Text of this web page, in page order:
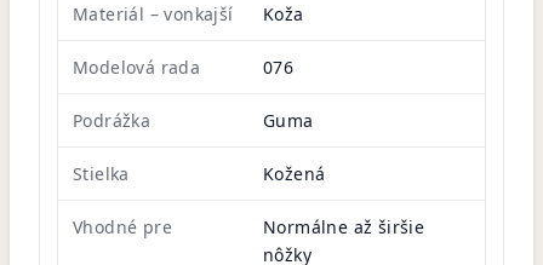
Materiál – vonkajší Koža
Modelová rada 076
Podrážka Guma
Stielka Kožená
Vhodné pre
Normálne až širšie
nôžky